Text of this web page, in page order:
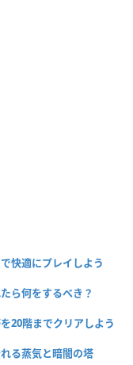
快適にプレイしよう
ら何をするべき？
20階までクリアしよう
る蒸気と暗闇の塔